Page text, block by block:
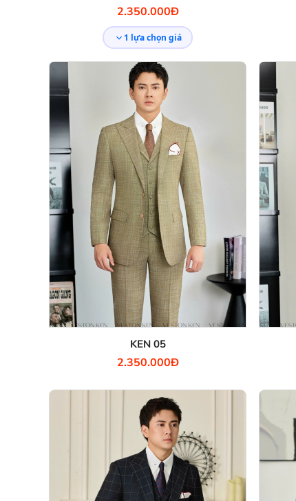
2.350.000Đ
1 lựa chọn giá
KEN 05
2.350.000Đ